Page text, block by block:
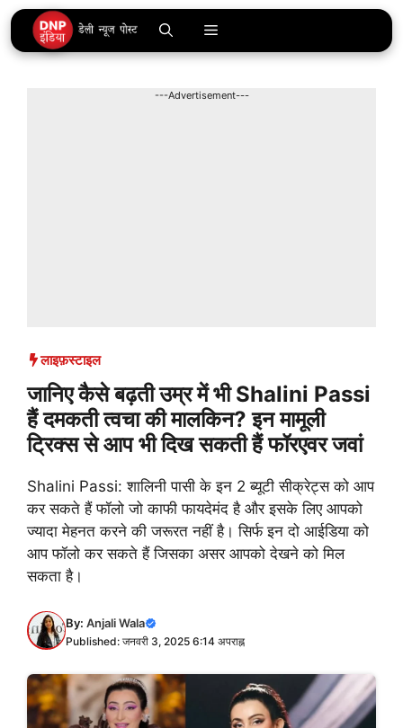
Skip
to
content
Menu
---Advertisement---
लाइफ़स्टाइल
जानिए कैसे बढ़ती उम्र में भी Shalini Passi
हैं दमकती त्वचा की मालकिन? इन मामूली
ट्रिक्स से आप भी दिख सकती हैं फॉरएवर जवां
Shalini Passi: शालिनी पासी के इन 2 ब्यूटी सीक्रेट्स को आप
कर सकते हैं फॉलो जो काफी फायदेमंद है और इसके लिए आपको
ज्यादा मेहनत करने की जरूरत नहीं है। सिर्फ इन दो आईडिया को
आप फॉलो कर सकते हैं जिसका असर आपको देखने को मिल
सकता है।
By: Anjali Wala
Published: जनवरी 3, 2025 6:14 अपराह्न